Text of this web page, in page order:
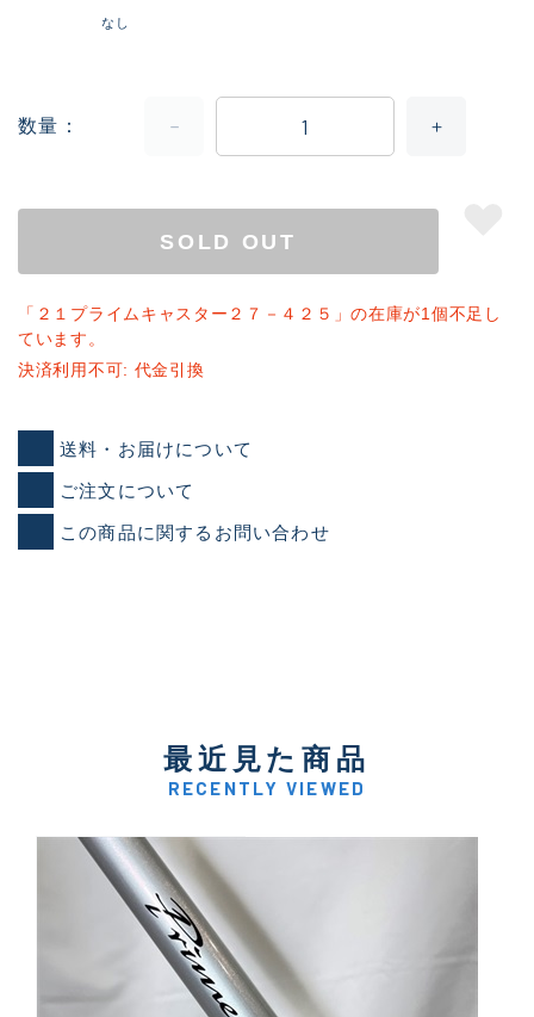
なし
数量
SOLD OUT
「２１プライムキャスター２７－４２５」の在庫が1個不足し
ています。
決済利用不可: 代金引換
送料・お届けについて
ご注文について
この商品に関するお問い合わせ
最近見た商品
RECENTLY VIEWED